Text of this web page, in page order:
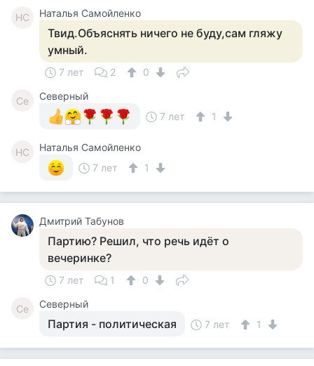
НС Наталья Самойленко
Твид.Объяснять ничего не буду,сам гляжу
умный.
7 лет 2 0
Се
Северный
7 лет
1
НС
Наталья Самойленко
7 лет
1
Дмитрий Табунов
Партию? Решил, что речь идёт о
вечеринке?
7 лет 1 0
Се Северный
Партия - политическая 7 лет 1